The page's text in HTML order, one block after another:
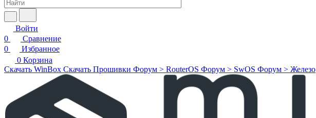
Войти
0
Сравнение
0
Избранное
0 Корзина
Скачать WinBox Скачать Прошивки Форум > RouterOS Форум > SwOS Форум > Железо